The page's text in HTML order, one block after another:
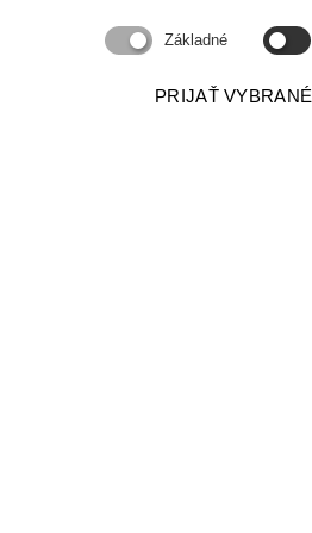
Základné
PRIJAŤ VYBRANÉ